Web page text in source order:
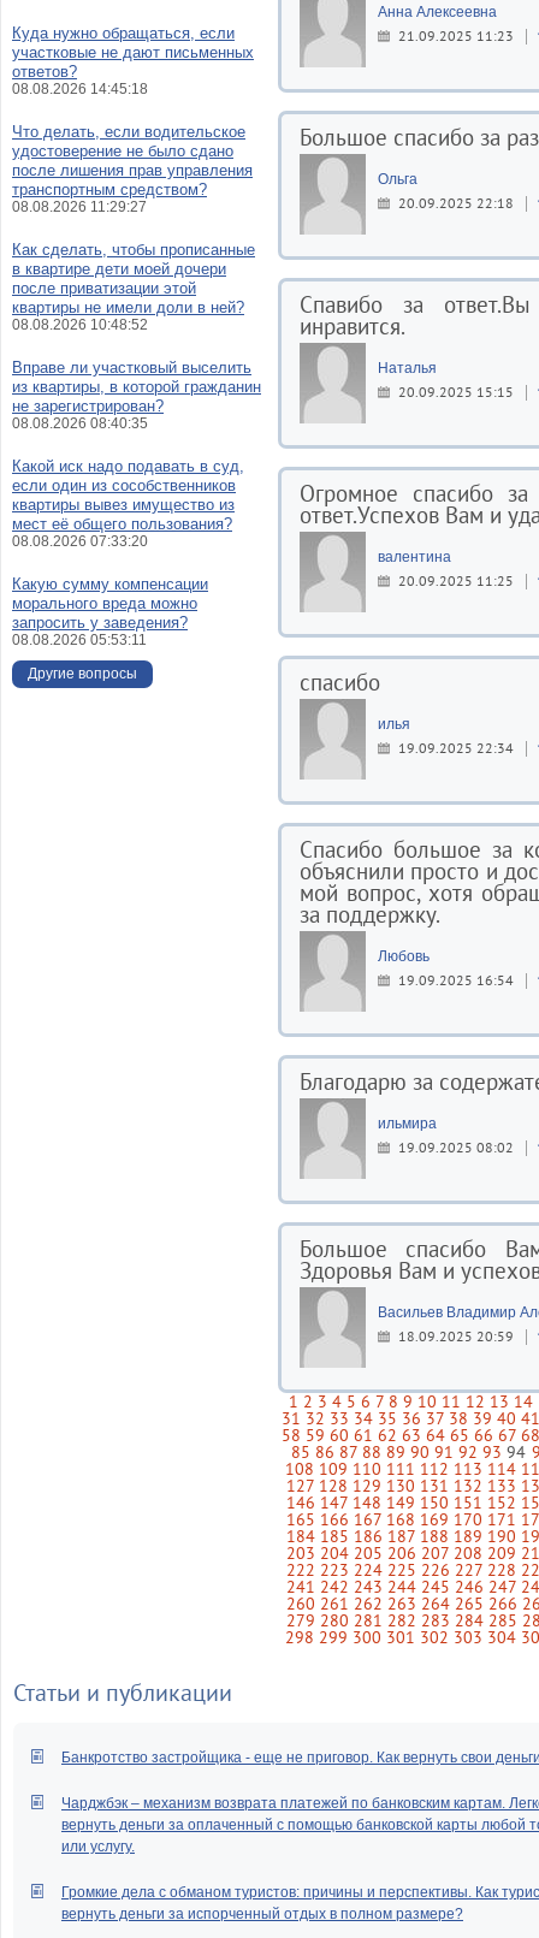
Анна Алексеевна
21.09.2025 11:23
Большое спасибо за
Ольга
20.09.2025 22:18
Спавибо за
инравится.
Наталья
20.09.2025 15:15
Огромное спасибо
ответ.Успехов Вам и
валентина
20.09.2025 11:25
спасибо
илья
19.09.2025 22:34
Спасибо большое за
объяснили просто и
мой вопрос, хотя
за поддержку.
Любовь
19.09.2025 16:54
Благодарю за
ильмира
19.09.2025 08:02
Большое спасибо
Здоровья Вам и
Васильев Владимир
18.09.2025 20:59
1 2 3 4 5 6 7 8 9 10 11 12 13 14
31 32 33 34 35 36 37 38 39 40
58 59 60 61 62 63 64 65 66 67 68
85 86 87 88 89 90 91 92 93 94
108 109 110 111 112 113 114
127 128 129 130 131 132 133
146 147 148 149 150 151 152
165 166 167 168 169 170 171
184 185 186 187 188 189 190
203 204 205 206 207 208 209
222 223 224 225 226 227 228
241 242 243 244 245 246 247
260 261 262 263 264 265 266
279 280 281 282 283 284 285
298 299 300 301 302 303 304
Куда нужно обращаться, если
участковые не дают письменных
ответов?
08.08.2026 14:45:18
Что делать, если водительское
удостоверение не было сдано
после лишения прав управления
транспортным средством?
08.08.2026 11:29:27
Как сделать, чтобы прописанные
в квартире дети моей дочери
после приватизации этой
квартиры не имели доли в ней?
08.08.2026 10:48:52
Вправе ли участковый выселить
из квартиры, в которой гражданин
не зарегистрирован?
08.08.2026 08:40:35
Какой иск надо подавать в суд,
если один из сособственников
квартиры вывез имущество из
мест её общего пользования?
08.08.2026 07:33:20
Какую сумму компенсации
морального вреда можно
запросить у заведения?
08.08.2026 05:53:11
Другие вопросы
Статьи и публикации
Банкротство застройщика - еще не приговор. Как вернуть свои
Чарджбэк – механизм возврата платежей по банковским картам.
вернуть деньги за оплаченный с помощью банковской карты любой
или услугу.
Громкие дела с обманом туристов: причины и перспективы. Как
вернуть деньги за испорченный отдых в полном размере?